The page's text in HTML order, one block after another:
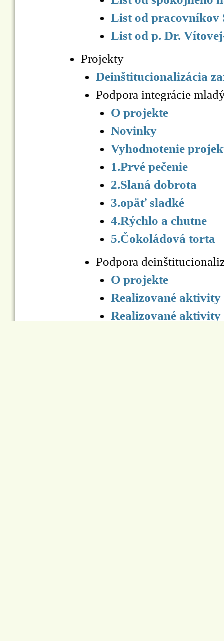
List od pracovníkov
List od p. Dr.
Projekty
Deinštitucionalizácia
Podpora integrácie
O projekte
Novinky
Vyhodnotenie
1.Prvé pečenie
2.Slaná dobrota
3.opäť sladké
4.Rýchlo a chutne
5.Čokoládová torta
Podpora
O projekte
Realizované aktivity
Realizované aktivity